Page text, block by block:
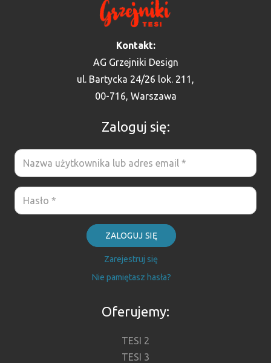
Kontakt:
AG Grzejniki Design
ul. Bartycka 24/26 lok. 211,
00-716, Warszawa
Zaloguj się:
ZALOGUJ SIĘ
Zarejestruj się
Nie pamiętasz hasła?
Oferujemy:
TESI 2
TESI 3